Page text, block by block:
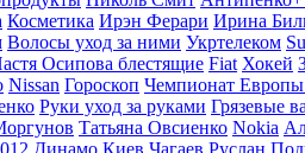
Косметика Ирэн Ферари Ирина
Волосы уход за ними Укртелеком
Осипова блестящие Fiat Хокей
Nissan Гороскоп Чемпионат
Руки уход за руками Грязевые
Татьяна Овсиенко Nokia
Динамо Киев Чагаев Руслан